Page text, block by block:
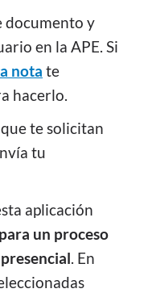
documento y
en la APE. Si
nota te
hacerlo.
te solicitan
tu
aplicación
un proceso
. En